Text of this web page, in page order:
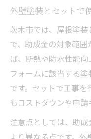
外壁塗装とセットで
茨木市では、屋根塗
で、助成金の対象範囲
ば、断熱や防水性能
フォームに該当する
です。セットで工事を
もコストダウンや申請
注意点としては、助
より異なる点です。